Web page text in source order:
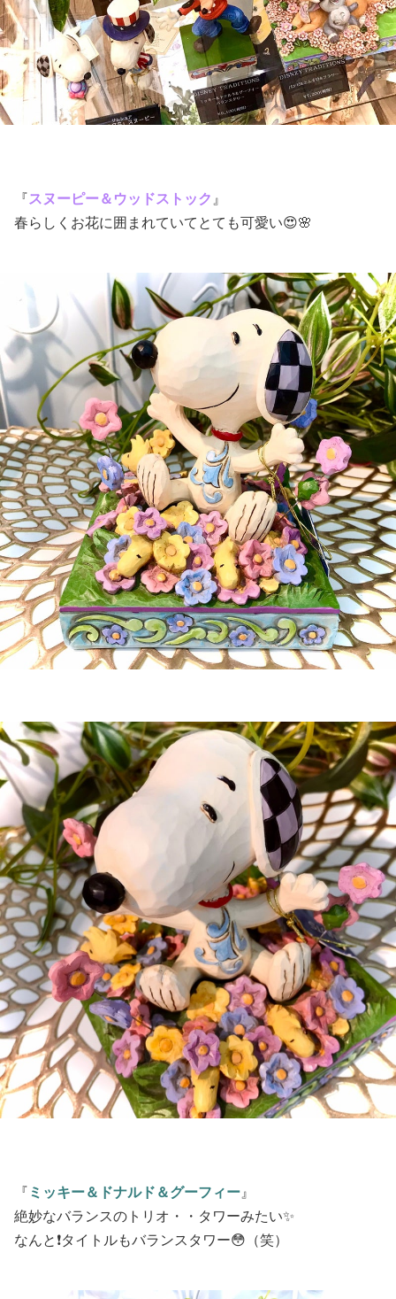
『スヌーピー＆ウッドストック 』
春らしくお花に囲まれていてとても可愛い😍🌸
『 ミッキー＆ドナルド＆グーフィー 』
絶妙なバランスのトリオ・・タワーみたい✨
なんと❗️タイトルもバランスタワー😳（笑）